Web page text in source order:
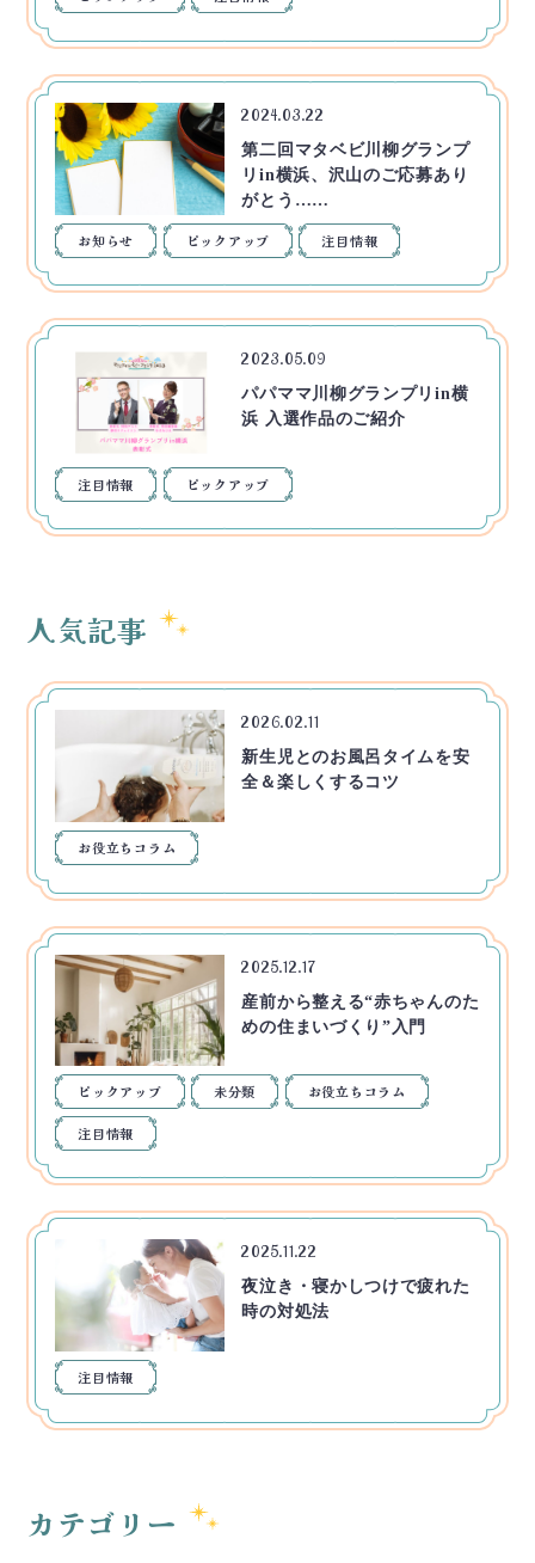
2024.03.22
第二回マタベビ川柳グランプ
リin横浜、沢山のご応募あり
がとう……
お知らせ ピックアップ 注目情報
2023.05.09
パパママ川柳グランプリin横
浜 入選作品のご紹介
注目情報 ピックアップ
人気記事
2026.02.11
新生児とのお風呂タイムを安
全＆楽しくするコツ
お役立ちコラム
2025.12.17
産前から整える“赤ちゃんのた
めの住まいづくり”入門
ピックアップ 未分類 お役立ちコラム
注目情報
2025.11.22
夜泣き・寝かしつけで疲れた
時の対処法
注目情報
カテゴリー